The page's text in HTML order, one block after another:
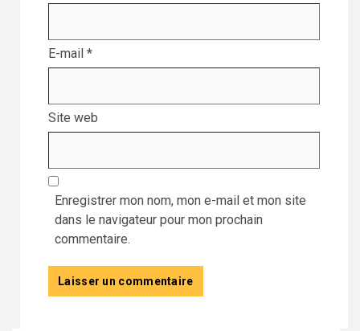
E-mail *
Site web
Enregistrer mon nom, mon e-mail et mon site
dans le navigateur pour mon prochain
commentaire.